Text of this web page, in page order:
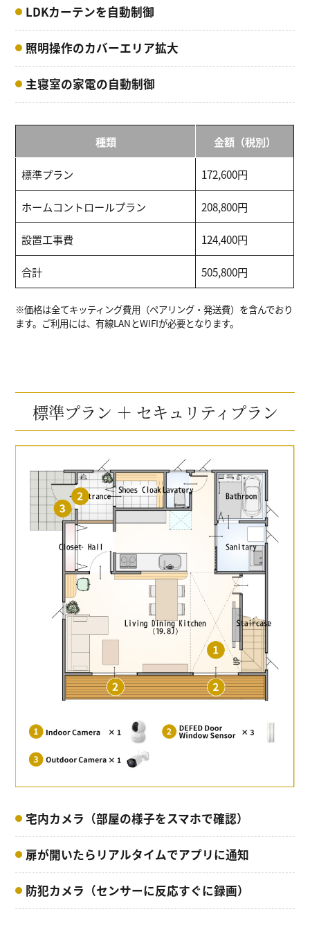
LDKカーテンを自動制御
照明操作のカバーエリア拡大
主寝室の家電の自動制御
種類 金額（税別）
標準プラン 172,600円
ホームコントロールプラン 208,800円
設置工事費 124,400円
合計 505,800円
※価格は全てキッティング費用（ペアリング・発送費）を含んでおり
ます。ご利用には、有線LANとWIFIが必要となります。
標準プラン ＋ セキュリティプラン
宅内カメラ（部屋の様子をスマホで確認）
扉が開いたら リアルタイムでアプリに通知
防犯カメラ（センサーに反応すぐに録画）